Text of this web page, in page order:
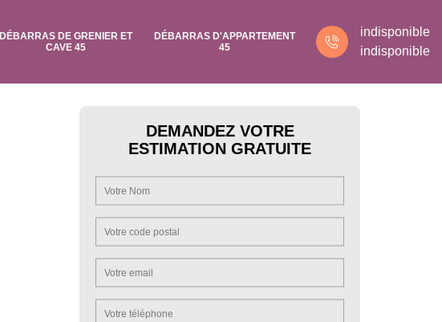
DÉBARRAS DE GRENIER ET
CAVE 45
DÉBARRAS D'APPARTEMENT
45
indisponible
indisponible
DEMANDEZ VOTRE
ESTIMATION GRATUITE